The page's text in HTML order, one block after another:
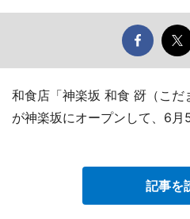
和食店「神楽坂 和食 谺（こだ
が神楽坂にオープンして、6月
記事を